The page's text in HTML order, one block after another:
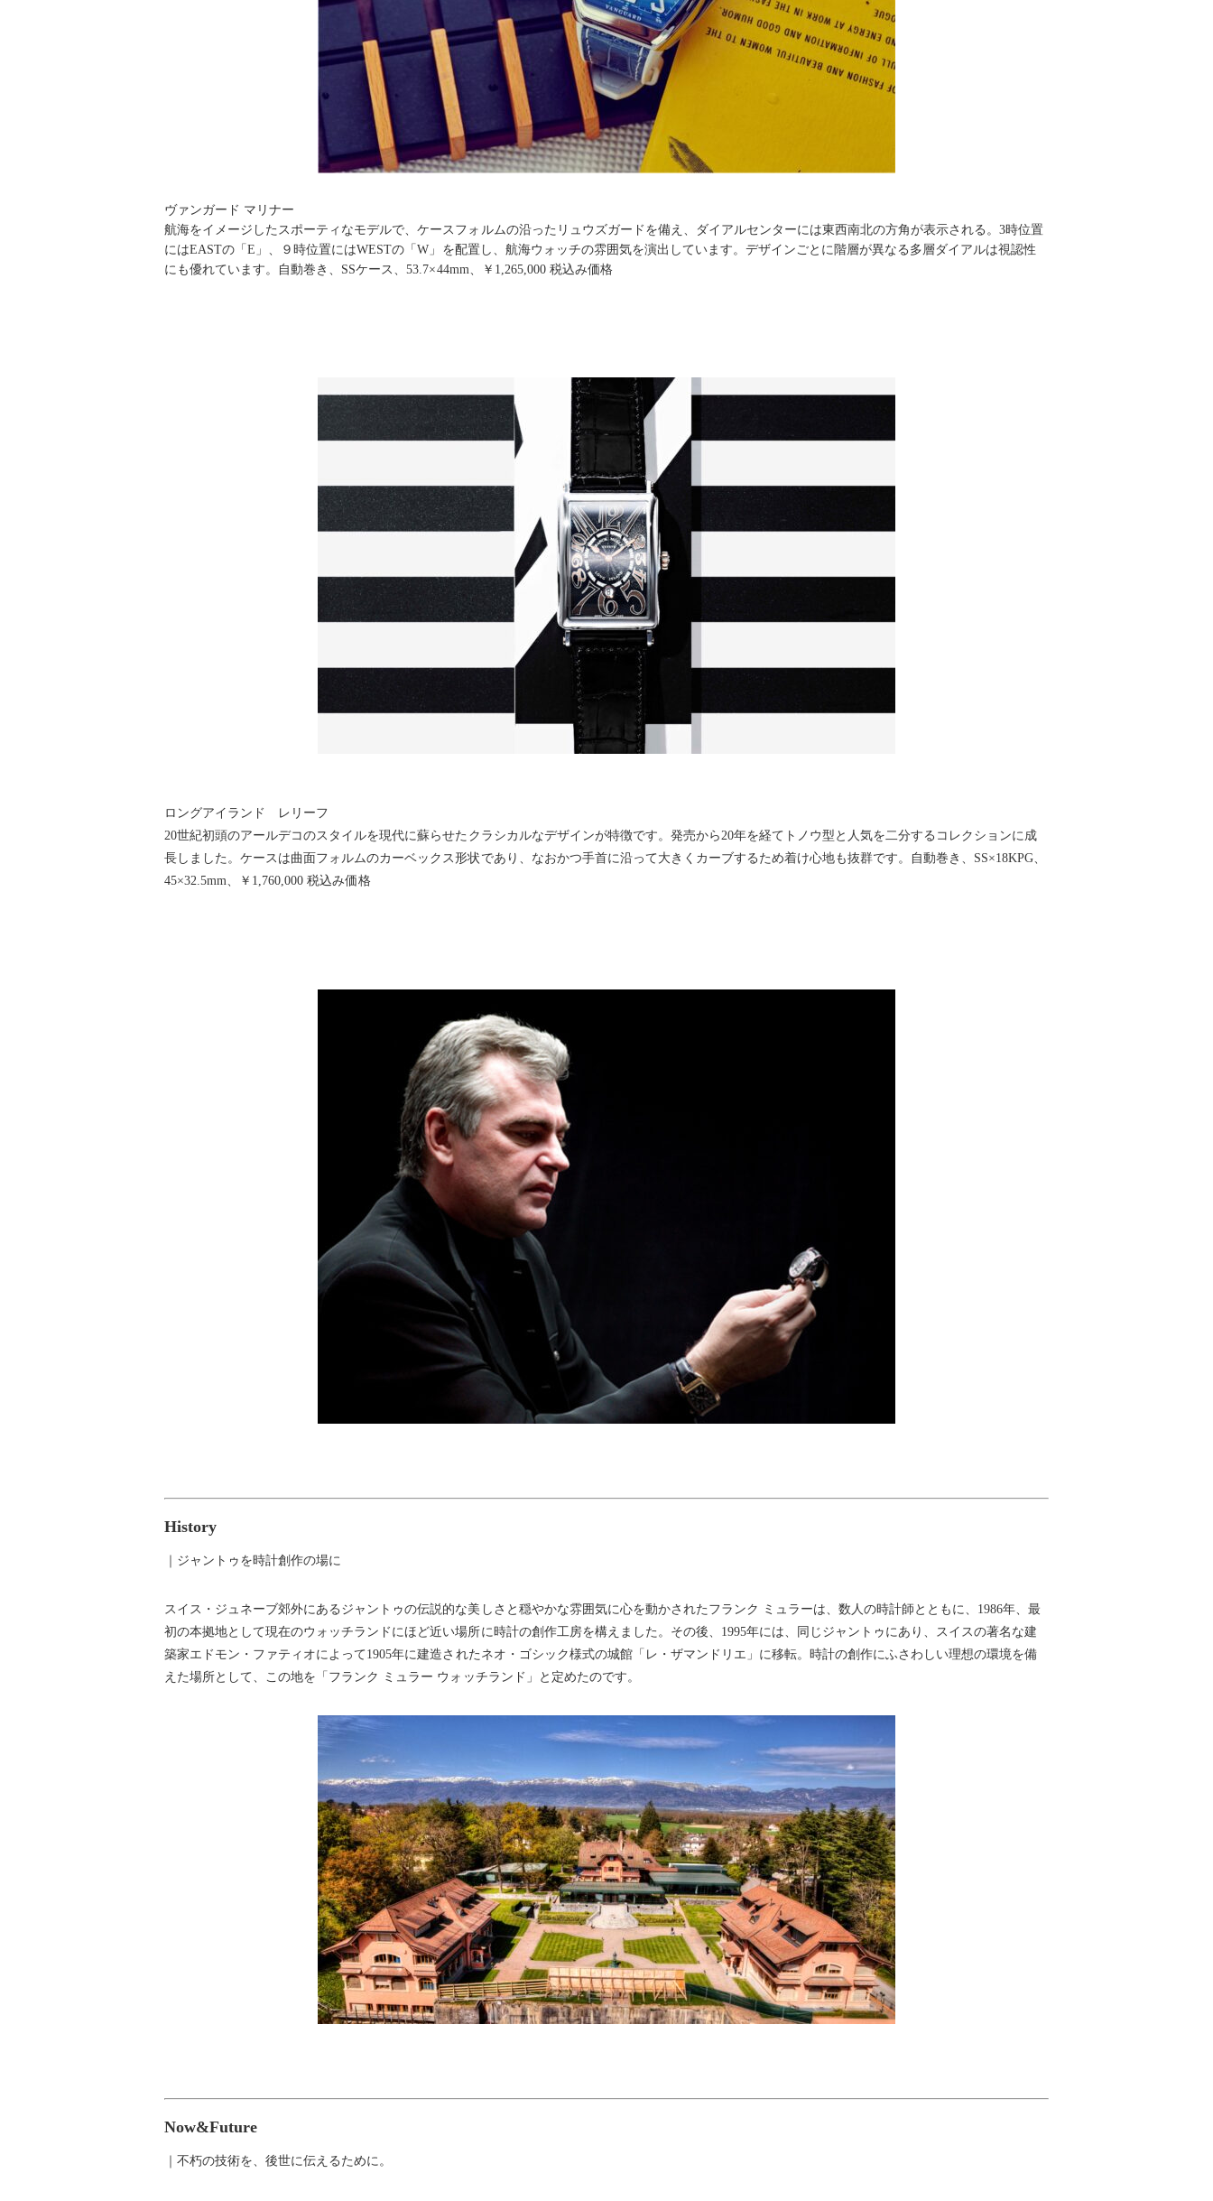
ヴァンガード マリナー
航海をイメージしたスポーティなモデルで、ケースフォルムの沿ったリュウズガードを備え、ダイアルセンターには東西南北の方角が表示される。3時位置
にはEASTの「E」、９時位置にはWESTの「W」を配置し、航海ウォッチの雰囲気を演出しています。デザインごとに階層が異なる多層ダイアルは視認性
にも優れています。自動巻き、SSケース、53.7×44mm、￥1,265,000 税込み価格
ロングアイランド レリーフ
20世紀初頭のアールデコのスタイルを現代に蘇らせたクラシカルなデザインが特徴です。発売から20年を経てトノウ型と人気を二分するコレクションに成
長しました。ケースは曲面フォルムのカーベックス形状であり、なおかつ手首に沿って大きくカーブするため着け心地も抜群です。自動巻き、SS×18KPG、
45×32.5mm、￥1,760,000 税込み価格
History
｜ジャントゥを時計創作の場に
スイス・ジュネーブ郊外にあるジャントゥの伝説的な美しさと穏やかな雰囲気に心を動かされたフランク ミュラーは、数人の時計師とともに、1986年、最
初の本拠地として現在のウォッチランドにほど近い場所に時計の創作工房を構えました。その後、1995年には、同じジャントゥにあり、スイスの著名な建
築家エドモン・ファティオによって1905年に建造されたネオ・ゴシック様式の城館「レ・ザマンドリエ」に移転。時計の創作にふさわしい理想の環境を備
えた場所として、この地を「フランク ミュラー ウォッチランド」と定めたのです。
Now&Future
｜不朽の技術を、後世に伝えるために。